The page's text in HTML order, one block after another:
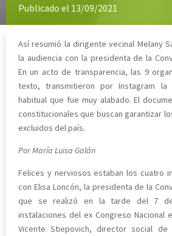
Publicado el 13/09/2021
Así resumió la dirigente vecinal Melany
la audiencia con la presidenta de la
En un acto de transparencia, las 9
texto, transmitieron por Instagram
habitual que fue muy alabado. El
constitucionales que buscan garantizar
excluidos del país.
Por María Luisa Galán
Felices y nerviosos estaban los cuatro
con Elisa Loncón, la presidenta de la
que se realizó en la tarde del 7
instalaciones del ex Congreso Nacional
Vicente Stiepovich, director social de